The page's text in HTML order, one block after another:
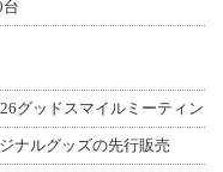
台
グッドスマイルミーティン
ナルグッズの先行販売